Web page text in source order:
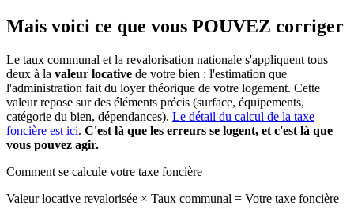
Mais voici ce que vous POUVEZ corriger
Le taux communal et la revalorisation nationale s'appliquent tous
deux à la valeur locative de votre bien : l'estimation que
l'administration fait du loyer théorique de votre logement. Cette
valeur repose sur des éléments précis (surface, équipements,
catégorie du bien, dépendances). Le détail du calcul de la taxe
foncière est ici. C'est là que les erreurs se logent, et c'est là que
vous pouvez agir.
Comment se calcule votre taxe foncière
Valeur locative revalorisée × Taux communal = Votre taxe foncière